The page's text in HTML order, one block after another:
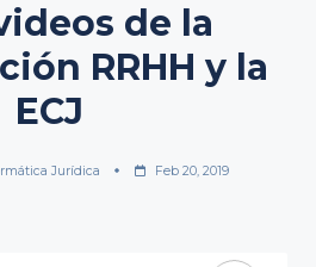
de la
RRHH y la
ECJ
Jurídica Feb 20, 2019